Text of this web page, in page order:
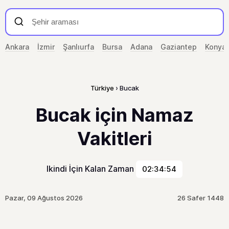
Ankara İzmir Şanlıurfa Bursa Adana Gaziantep Konya
Türkiye Bucak
Bucak için Namaz
Vakitleri
Ikindi İçin Kalan Zaman 02:34:54
Pazar, 09 Ağustos 2026 26 Safer 1448